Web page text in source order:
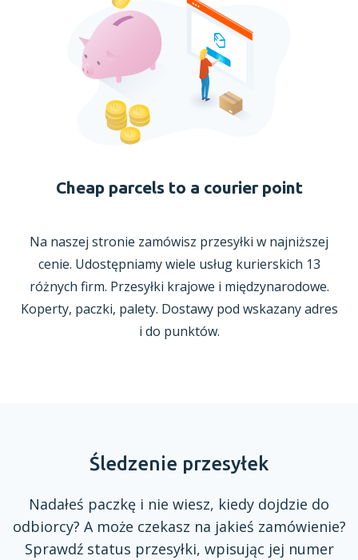
Cheap parcels to a courier point
Na naszej stronie zamówisz przesyłki w najniższej
cenie. Udostępniamy wiele usług kurierskich 13
różnych firm. Przesyłki krajowe i międzynarodowe.
Koperty, paczki, palety. Dostawy pod wskazany adres
i do punktów.
Śledzenie przesyłek
Nadałeś paczkę i nie wiesz, kiedy dojdzie do
odbiorcy? A może czekasz na jakieś zamówienie?
Sprawdź status przesyłki, wpisując jej numer